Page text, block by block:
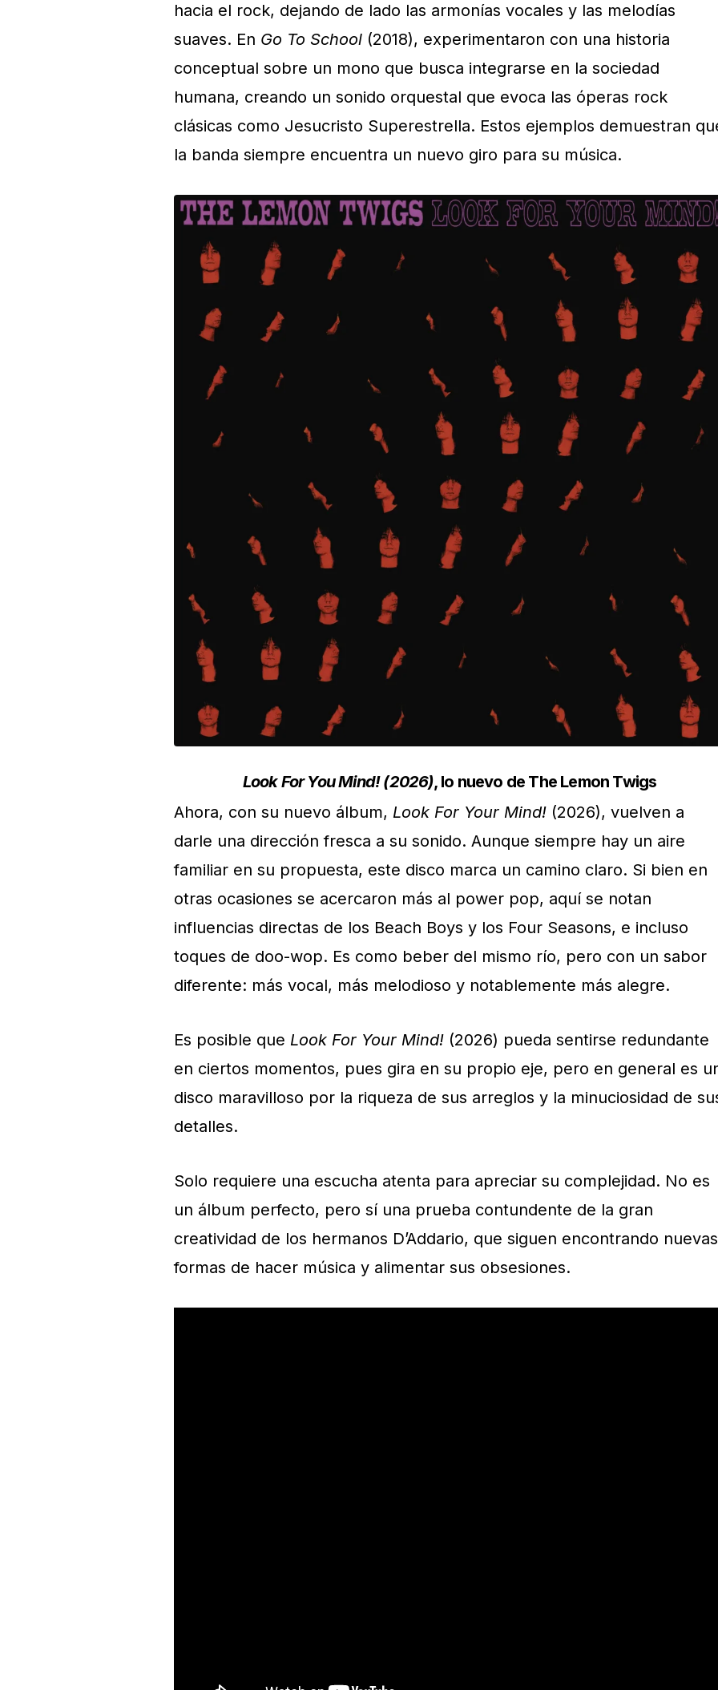
hacia el rock, dejando de lado las armonías vocales y las melodías
suaves. En Go To School (2018), experimentaron con una historia
conceptual sobre un mono que busca integrarse en la sociedad
humana, creando un sonido orquestal que evoca las óperas rock
clásicas como Jesucristo Superestrella. Estos ejemplos demuestran
la banda siempre encuentra un nuevo giro para su música.
Look For You Mind! (2026), lo nuevo de The Lemon Twigs
Ahora, con su nuevo álbum, Look For Your Mind! (2026), vuelven a
darle una dirección fresca a su sonido. Aunque siempre hay un aire
familiar en su propuesta, este disco marca un camino claro. Si bien en
otras ocasiones se acercaron más al power pop, aquí se notan
influencias directas de los Beach Boys y los Four Seasons, e incluso
toques de doo-wop. Es como beber del mismo río, pero con un sabor
diferente: más vocal, más melodioso y notablemente más alegre.
Es posible que Look For Your Mind! (2026) pueda sentirse redundante
en ciertos momentos, pues gira en su propio eje, pero en general es
disco maravilloso por la riqueza de sus arreglos y la minuciosidad de
detalles.
Solo requiere una escucha atenta para apreciar su complejidad. No es
un álbum perfecto, pero sí una prueba contundente de la gran
creatividad de los hermanos D’Addario, que siguen encontrando nuevas
formas de hacer música y alimentar sus obsesiones.